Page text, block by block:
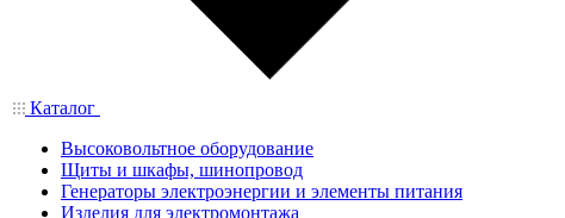
Каталог
Высоковольтное оборудование
Щиты и шкафы, шинопровод
Генераторы электроэнергии и элементы питания
Изделия для электромонтажа